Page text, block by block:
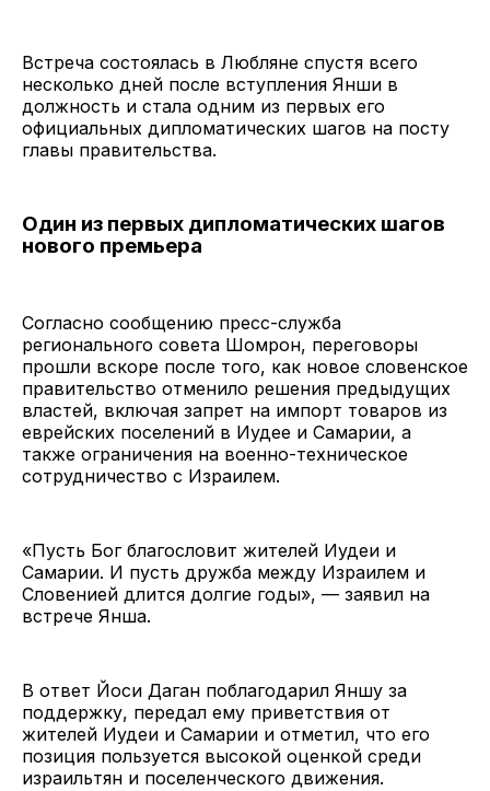
Встреча состоялась в Любляне спустя всего
несколько дней после вступления Янши в
должность и стала одним из первых его
официальных дипломатических шагов на посту
главы правительства.
Один из первых дипломатических шагов
нового премьера
Согласно сообщению пресс-служба
регионального совета Шомрон, переговоры
прошли вскоре после того, как новое словенское
правительство отменило решения предыдущих
властей, включая запрет на импорт товаров из
еврейских поселений в Иудее и Самарии, а
также ограничения на военно-техническое
сотрудничество с Израилем.
«Пусть Бог благословит жителей Иудеи и
Самарии. И пусть дружба между Израилем и
Словенией длится долгие годы», — заявил на
встрече Янша.
В ответ Йоси Даган поблагодарил Яншу за
поддержку, передал ему приветствия от
жителей Иудеи и Самарии и отметил, что его
позиция пользуется высокой оценкой среди
израильтян и поселенческого движения.